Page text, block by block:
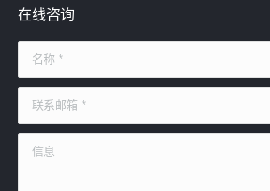
在线咨询
名称 *
联系邮箱 *
信息